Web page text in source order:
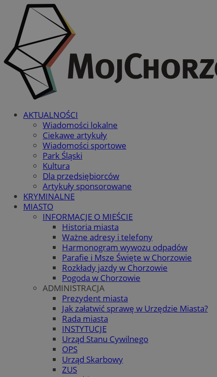
AKTUALNOŚCI
Wiadomości lokalne
Ciekawe artykuły
Wiadomości sportowe
Park Śląski
Kultura
Dla przedsiębiorców
Artykuły sponsorowane
KRYMINALNE
MIASTO
INFORMACJE O MIEŚCIE
Historia miasta
Ważne adresy i telefony
Harmonogram wywozu odpadów
Parafie i Msze Święte w Chorzowie
Rozkłady jazdy w Chorzowie
Pogoda w Chorzowie
ADMINISTRACJA
Prezydent miasta
Jak załatwić sprawę w Urzędzie Miasta?
Rada miasta
INSTYTUCJE
Urząd Stanu Cywilnego
OPS
Urząd Skarbowy
ZUS